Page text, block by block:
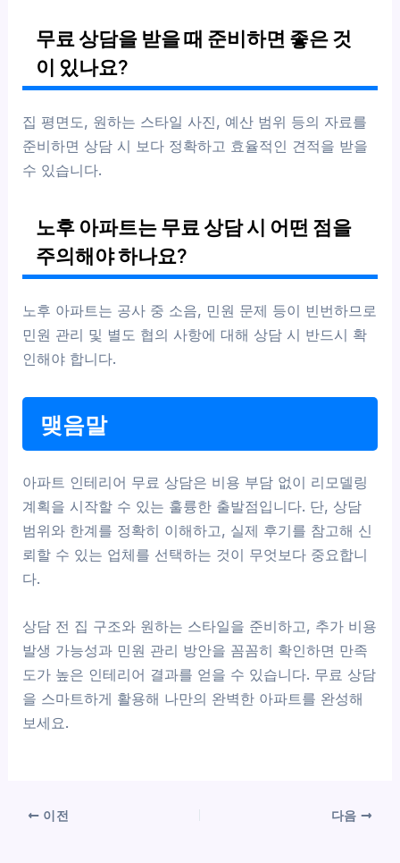
무료 상담을 받을 때 준비하면 좋은 것
이 있나요?
집 평면도, 원하는 스타일 사진, 예산 범위 등의 자료를
준비하면 상담 시 보다 정확하고 효율적인 견적을 받을
수 있습니다.
노후 아파트는 무료 상담 시 어떤 점을
주의해야 하나요?
노후 아파트는 공사 중 소음, 민원 문제 등이 빈번하므로
민원 관리 및 별도 협의 사항에 대해 상담 시 반드시 확
인해야 합니다.
맺음말
아파트 인테리어 무료 상담은 비용 부담 없이 리모델링
계획을 시작할 수 있는 훌륭한 출발점입니다. 단, 상담
범위와 한계를 정확히 이해하고, 실제 후기를 참고해 신
뢰할 수 있는 업체를 선택하는 것이 무엇보다 중요합니
다.
상담 전 집 구조와 원하는 스타일을 준비하고, 추가 비용
발생 가능성과 민원 관리 방안을 꼼꼼히 확인하면 만족
도가 높은 인테리어 결과를 얻을 수 있습니다. 무료 상담
을 스마트하게 활용해 나만의 완벽한 아파트를 완성해
보세요.
이전 다음